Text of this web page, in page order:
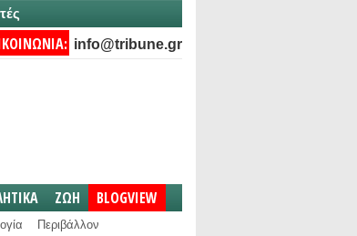
info@tribune.gr
ΖΩΗ BLOGVIEW
Περιβάλλον